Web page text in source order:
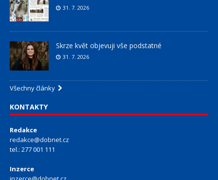
31. 7. 2026
Skrze květ objevuji vše podstatné
31. 7. 2026
Všechny články
KONTAKTY
Redakce
redakce@dobnet.cz
tel.: 277 001 111
Inzerce